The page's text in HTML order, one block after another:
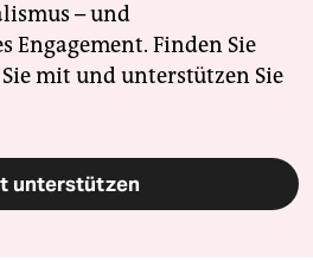
– und
Engagement. Finden Sie
mit und unterstützen Sie
unterstützen